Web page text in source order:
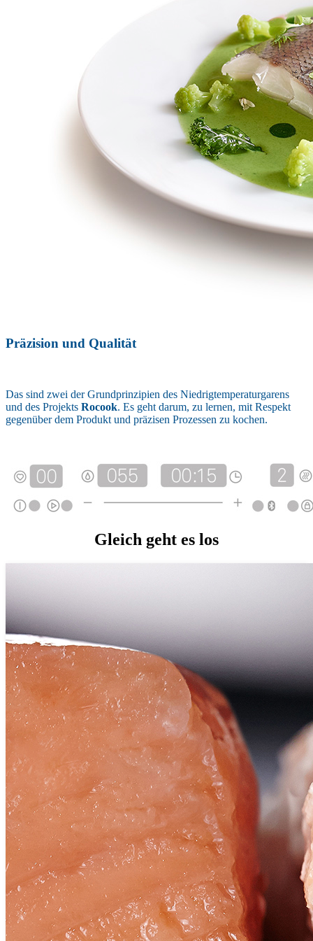
Präzision und Qualität
Das sind zwei der Grundprinzipien des Niedrigtemperaturgarens
und des Projekts Rocook. Es geht darum, zu lernen, mit Respekt
gegenüber dem Produkt und präzisen Prozessen zu kochen.
Gleich geht es los